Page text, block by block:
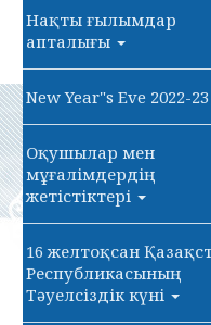
Нақты ғылымдар
апталығы
New Year"s Eve 2022-23
Оқушылар мен
мұғалімдердің
жетістіктері
16 желтоқсан
Республикасының
Тәуелсіздік күні